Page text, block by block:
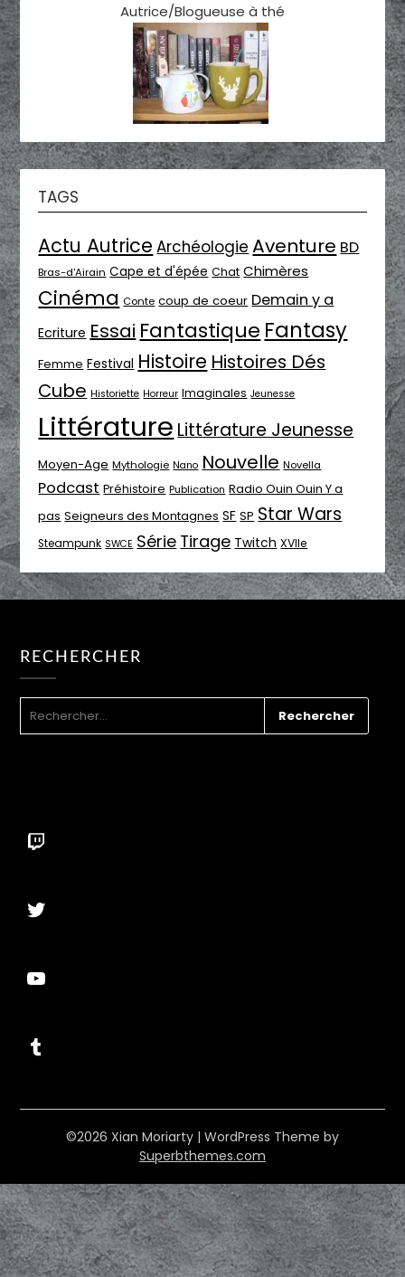
Autrice/Blogueuse à thé
TAGS
Actu Autrice Archéologie Aventure BD
Bras-d'Airain Cape et d'épée Chat Chimères
Cinéma Conte coup de coeur Demain y a
Ecriture Essai Fantastique Fantasy
Femme Festival Histoire Histoires Dés
Cube Historiette Horreur Imaginales Jeunesse
Littérature Littérature Jeunesse
Moyen-Age Mythologie Nano Nouvelle Novella
Podcast Préhistoire Publication Radio Ouin Ouin Y a
pas Seigneurs des Montagnes SF SP Star Wars
Steampunk SWCE Série Tirage Twitch XVIIe
RECHERCHER
Twitch
Twitter
YouTube
Tumblr
©2026 Xian Moriarty | WordPress Theme by
Superbthemes.com